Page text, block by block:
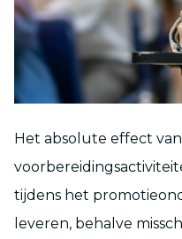
Het absolute effect
tijdens het
leveren, behalve